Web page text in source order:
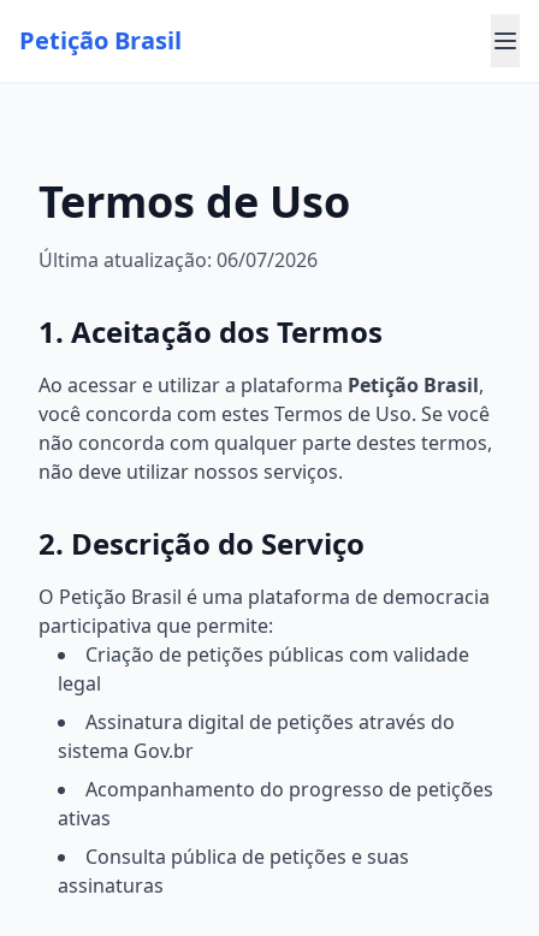
Petição Brasil
Termos de Uso
Última atualização: 06/07/2026
1. Aceitação dos Termos
Ao acessar e utilizar a plataforma Petição Brasil,
você concorda com estes Termos de Uso. Se você
não concorda com qualquer parte destes termos,
não deve utilizar nossos serviços.
2. Descrição do Serviço
O Petição Brasil é uma plataforma de democracia
participativa que permite:
Criação de petições públicas com validade
legal
Assinatura digital de petições através do
sistema Gov.br
Acompanhamento do progresso de petições
ativas
Consulta pública de petições e suas
assinaturas